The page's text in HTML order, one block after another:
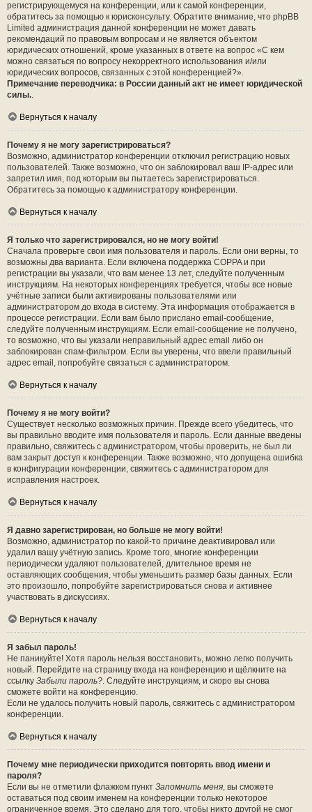
регистрирующемуся на конференции, или к самой конференции,
обратитесь за помощью к юрисконсульту. Обратите внимание, что phpBB
Limited администрация данной конференции не может давать
рекомендаций по правовым вопросам и не является объектом
юридических отношений, кроме указанных в ответе на вопрос «С кем
можно связаться по вопросу некорректного использования и/или
юридических вопросов, связанных с этой конференцией?».
Примечание переводчика: в России данный акт не имеет юридической
силы..
Вернуться к началу
Почему я не могу зарегистрироваться?
Возможно, администратор конференции отключил регистрацию новых
пользователей. Также возможно, что он заблокировал ваш IP-адрес или
запретил имя, под которым вы пытаетесь зарегистрироваться.
Обратитесь за помощью к администратору конференции.
Вернуться к началу
Я только что зарегистрировался, но не могу войти!
Сначала проверьте свои имя пользователя и пароль. Если они верны, то
возможны два варианта. Если включена поддержка COPPA и при
регистрации вы указали, что вам менее 13 лет, следуйте полученным
инструкциям. На некоторых конференциях требуется, чтобы все новые
учётные записи были активированы пользователями или
администратором до входа в систему. Эта информация отображается в
процессе регистрации. Если вам было прислано email-сообщение,
следуйте полученным инструкциям. Если email-сообщение не получено,
то возможно, что вы указали неправильный адрес email либо он
заблокирован спам-фильтром. Если вы уверены, что ввели правильный
адрес email, попробуйте связаться с администратором.
Вернуться к началу
Почему я не могу войти?
Существует несколько возможных причин. Прежде всего убедитесь, что
вы правильно вводите имя пользователя и пароль. Если данные введены
правильно, свяжитесь с администратором, чтобы проверить, не был ли
вам закрыт доступ к конференции. Также возможно, что допущена ошибка
в конфигурации конференции, свяжитесь с администратором для
исправления настроек.
Вернуться к началу
Я давно зарегистрирован, но больше не могу войти!
Возможно, администратор по какой-то причине деактивировал или
удалил вашу учётную запись. Кроме того, многие конференции
периодически удаляют пользователей, длительное время не
оставляющих сообщения, чтобы уменьшить размер базы данных. Если
это произошло, попробуйте зарегистрироваться снова и активнее
участвовать в дискуссиях.
Вернуться к началу
Я забыл пароль!
Не паникуйте! Хотя пароль нельзя восстановить, можно легко получить
новый. Перейдите на страницу входа на конференцию и щёлкните на
ссылку Забыли пароль?. Следуйте инструкциям, и скоро вы снова
сможете войти на конференцию.
Если не удалось получить новый пароль, свяжитесь с администратором
конференции.
Вернуться к началу
Почему мне периодически приходится повторять ввод имени и
пароля?
Если вы не отметили флажком пункт Запомнить меня, вы сможете
оставаться под своим именем на конференции только некоторое
ограниченное время. Это сделано для того, чтобы никто другой не смог